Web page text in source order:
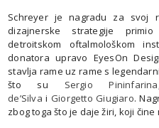
Schreyer je nagradu za svoj
dizajnerske strategije
detroitskom oftalmološkom
donatora upravo EyesOn
stavlja rame uz rame s
što su Sergio
de’Silva i Giorgetto Giugiaro.
zbog toga što je daje žiri, koji